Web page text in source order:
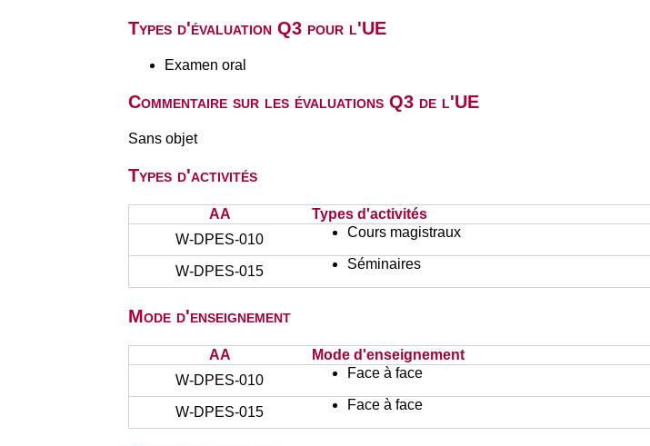
Types d'évaluation Q3 pour l'UE
Examen oral
Commentaire sur les évaluations Q3 de l'UE
Sans objet
Types d'activités
AA
Types d'activités
W-DPES-010
Cours magistraux
W-DPES-015 Séminaires
Mode d'enseignement
AA
Mode d'enseignement
W-DPES-010
Face à face
W-DPES-015 Face à face